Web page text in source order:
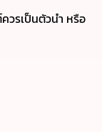
วรเป็นตัวนำ หรือ